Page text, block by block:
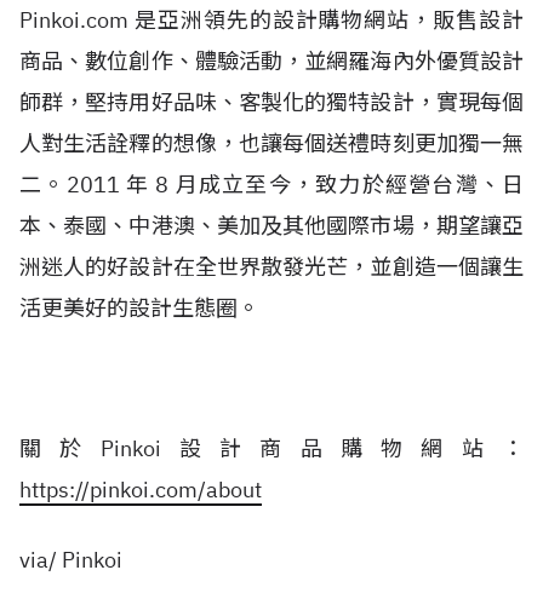
Pinkoi.com 是亞洲領先的設計購物網站，販售設計
商品、數位創作、體驗活動，並網羅海內外優質設計
師群，堅持用好品味、客製化的獨特設計，實現每個
人對生活詮釋的想像，也讓每個送禮時刻更加獨一無
二。2011 年 8 月成立至今，致力於經營台灣、日
本、泰國、中港澳、美加及其他國際市場，期望讓亞
洲迷人的好設計在全世界散發光芒，並創造一個讓生
活更美好的設計生態圈。
關於Pinkoi設計商品購物網站：
https://pinkoi.com/about
via/ Pinkoi